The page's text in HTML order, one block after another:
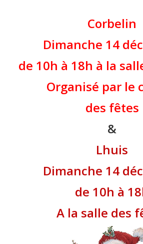
Corbelin
Dimanche 14
de 10h à 18h à la
Organisé par le
des fêtes
&
Lhuis
Dimanche 14
de 10h à
A la salle des